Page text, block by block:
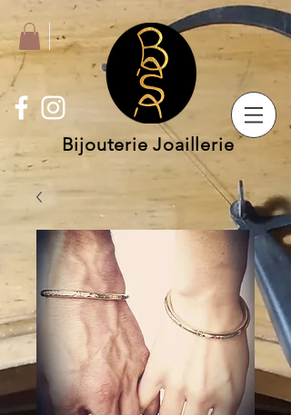
Bijouterie Joaillerie